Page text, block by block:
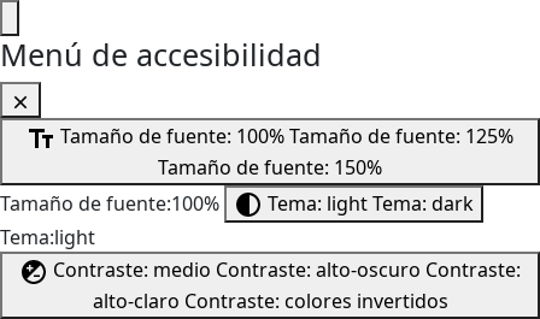
Menú de accesibilidad
Tamaño de fuente: 100%Tamaño de fuente: 125%
Tamaño de fuente: 150%
Tamaño de fuente:100%
Tema: lightTema: dark
Tema:light
Contraste: medio Contraste: alto-oscuro Contraste:
alto-claro Contraste: colores invertidos